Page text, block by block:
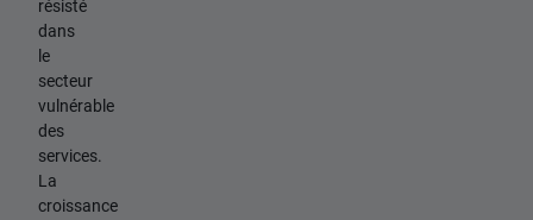
résisté
dans
le
secteur
vulnérable
des
services.
La
croissance